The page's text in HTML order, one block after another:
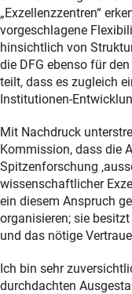
„Exzellenzzentren“
vorgeschlagene
hinsichtlich von
die DFG ebenso für
teilt, dass es zugleich
Institutionen-
Mit Nachdruck
Kommission, dass die
Spitzenforschung
wissenschaftlicher
ein diesem Anspruch
organisieren; sie
und das nötige
Ich bin sehr
durchdachten